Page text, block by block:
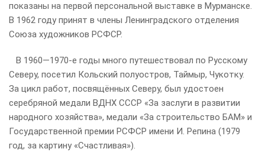
показаны на первой персональной выставке в Мурманске.
В 1962 году принят в члены Ленинградского отделения
Союза художников РСФСР.
В 1960—1970-е годы много путешествовал по Русскому
Северу, посетил Кольский полуостров, Таймыр, Чукотку.
За цикл работ, посвящённых Северу, был удостоен
серебряной медали ВДНХ СССР «За заслуги в развитии
народного хозяйства», медали «За строительство БАМ» и
Государственной премии РСФСР имени И. Репина (1979
год, за картину «Счастливая»).